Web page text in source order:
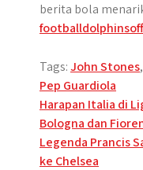
berita bola
Tags:John Stones,
Pep Guardiola
Post
Harapan Italia di
Bologna dan
Legenda Prancis
ke Chelsea